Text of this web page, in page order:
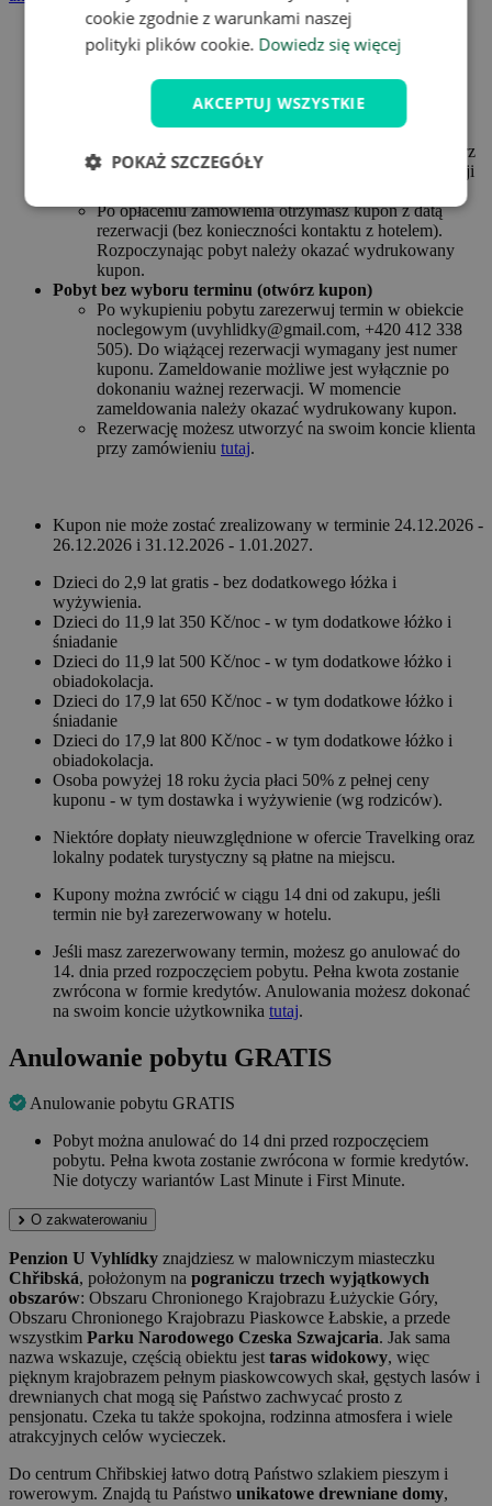
W przypadku korzystania z zabiegów, zarówno wliczonych
w cenę pakietu, jak i wykraczających poza nią, prosimy o
najmniej tydzień przed pobytem.
Pobyt z wyborem terminu (online rezerwacja)
W przypadku rezerwacji online możesz dokonać
wiążącej rezerwacji już przy zakupie kuponu. Wybierz
żądaną opcję kuponu i wybierz żądaną datę rezerwacji
Po opłaceniu zamówienia otrzymasz kupon z datą
rezerwacji (bez konieczności kontaktu z hotelem).
Rozpoczynając pobyt należy okazać wydrukowany
kupon.
Pobyt bez wyboru terminu (otwórz kupon)
Po wykupieniu pobytu zarezerwuj termin w obiekcie
noclegowym (uvyhlidky@gmail.com, +420 412 338
505). Do wiążącej rezerwacji wymagany jest numer
kuponu. Zameldowanie możliwe jest wyłącznie po
dokonaniu ważnej rezerwacji. W momencie
zameldowania należy okazać wydrukowany kupon.
Rezerwację możesz utworzyć na swoim koncie klienta
przy zamówieniu tutaj.
Kupon nie może zostać zrealizowany w terminie 24.12.2026 -
26.12.2026 i 31.12.2026 - 1.01.2027.
Dzieci do 2,9 lat gratis - bez dodatkowego łóżka i
wyżywienia.
Dzieci do 11,9 lat 350 Kč/noc - w tym dodatkowe łóżko i
śniadanie
Dzieci do 11,9 lat 500 Kč/noc - w tym dodatkowe łóżko i
obiadokolacja.
Dzieci do 17,9 lat 650 Kč/noc - w tym dodatkowe łóżko i
śniadanie
Dzieci do 17,9 lat 800 Kč/noc - w tym dodatkowe łóżko i
obiadokolacja.
Osoba powyżej 18 roku życia płaci 50% z pełnej ceny
kuponu - w tym dostawka i wyżywienie (wg rodziców).
Niektóre dopłaty nieuwzględnione w ofercie Travelking oraz
lokalny podatek turystyczny są płatne na miejscu.
Kupony można zwrócić w ciągu 14 dni od zakupu, jeśli
termin nie był zarezerwowany w hotelu.
Jeśli masz zarezerwowany termin, możesz go anulować do
14. dnia przed rozpoczęciem pobytu. Pełna kwota zostanie
zwrócona w formie kredytów. Anulowania możesz dokonać
na swoim koncie użytkownika tutaj.
Anulowanie pobytu GRATIS
Anulowanie pobytu GRATIS
Pobyt można anulować do 14 dni przed rozpoczęciem
pobytu. Pełna kwota zostanie zwrócona w formie kredytów.
Nie dotyczy wariantów Last Minute i First Minute.
O zakwaterowaniu
Penzion U Vyhlídky znajdziesz w malowniczym miasteczku
Chřibská, położonym na pograniczu trzech wyjątkowych
obszarów: Obszaru Chronionego Krajobrazu Łużyckie Góry,
Obszaru Chronionego Krajobrazu Piaskowce Łabskie, a przede
wszystkim Parku Narodowego Czeska Szwajcaria. Jak sama
nazwa wskazuje, częścią obiektu jesttaras widokowy, więc
pięknym krajobrazem pełnym piaskowcowych skał, gęstych lasów i
drewnianych chat mogą się Państwo zachwycać prosto z
pensjonatu. Czeka tu także spokojna, rodzinna atmosfera i wiele
atrakcyjnych celów wycieczek.
Do centrum Chřibskiej łatwo dotrą Państwo szlakiem pieszym i
rowerowym. Znajdą tu Państwo unikatowe drewniane domy,
cookie zgodnie z warunkami naszej
polityki plików cookie. Dowiedz się więcej
AKCEPTUJ WSZYSTKIE
POKAŻ SZCZEGÓŁY